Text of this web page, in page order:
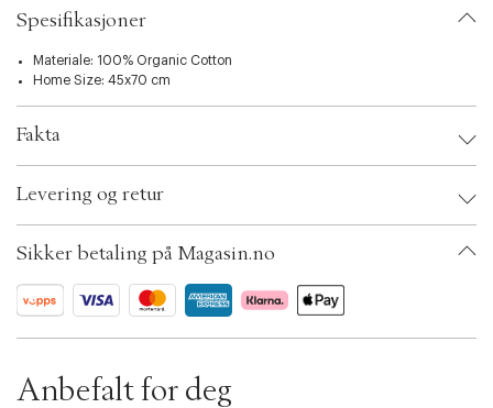
.
e
l
t
n
at stoffet skal opprettholde de beste tørkeegenskapene, må du ikke bruke
tøymykner. - For en herlig frisk duft, bruk Humdakin vaskesåpe når du
vasker tekstilene.
Spesifikasjoner
Materiale: 100% Organic Cotton
Home Size: 45x70 cm
Fakta
EAN: 5713391026577
ID: BKMV43-0008
Levering og retur
Sikker betaling på Magasin.no
Anbefalt for deg